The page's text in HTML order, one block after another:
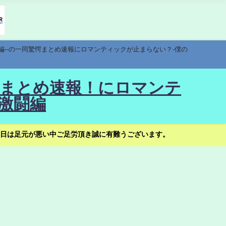
の一同驚愕まとめ速報にロマンティックが止まらない？-僕の
とめ速報！にロマンテ
闘編
足元が悪い中ご足労頂き誠に有難うございます。